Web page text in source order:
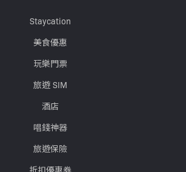
Staycation
美食優惠
玩樂門票
旅遊 SIM
酒店
唱錢神器
旅遊保險
折扣優惠券